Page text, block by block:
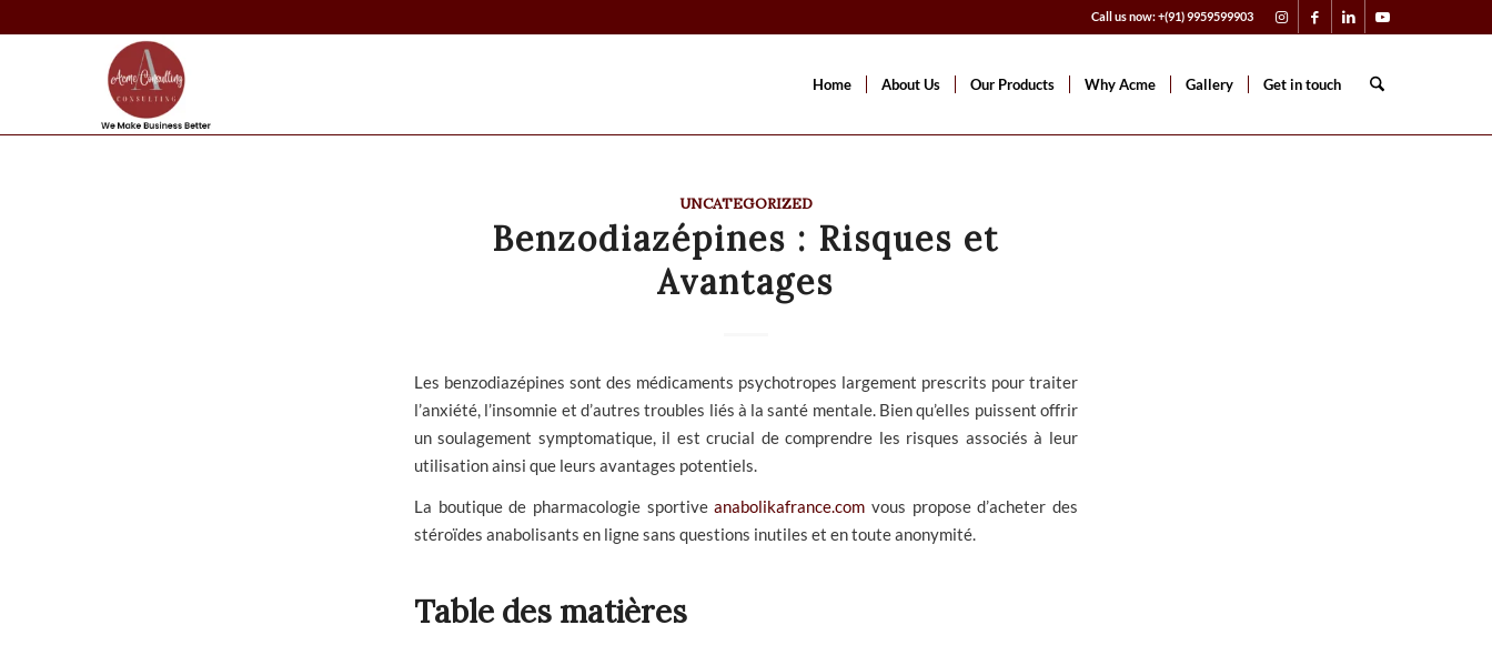
Call us now: +(91) 9959599903
Home About Us Our Products Why Acme Gallery Get in touch
UNCATEGORIZED
Benzodiazépines : Risques et
Avantages
Les benzodiazépines sont des médicaments psychotropes largement prescrits pour traiter
l’anxiété, l’insomnie et d’autres troubles liés à la santé mentale. Bien qu’elles puissent offrir
un soulagement symptomatique, il est crucial de comprendre les risques associés à leur
utilisation ainsi que leurs avantages potentiels.
La boutique de pharmacologie sportiveanabolikafrance.com vous propose d’acheter des
stéroïdes anabolisants en ligne sans questions inutiles et en toute anonymité.
Table des matières